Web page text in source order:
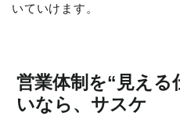
いていけます。
営業体制を“見える
いなら、サスケ